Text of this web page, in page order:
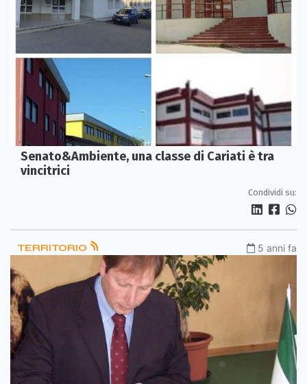
Senato&Ambiente, una classe di Cariati è tra
vincitrici
Condividi su:
TERRITORIO 5 anni fa